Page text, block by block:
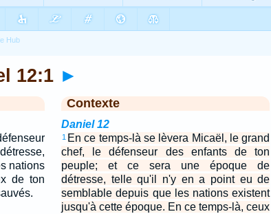
12:1 ►
nations
de ton
Contexte
Daniel 12
1 En ce temps-là se lèvera Micaël, le grand
chef, le défenseur des enfants de ton
peuple; et ce sera une époque de
détresse, telle qu'il n'y en a point eu de
semblable depuis que les nations existent
jusqu'à cette époque. En ce temps-là, ceux